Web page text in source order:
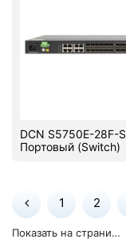
DCN S5750E-28F-
Портовый (Switch)
1 2
Показать на странице: